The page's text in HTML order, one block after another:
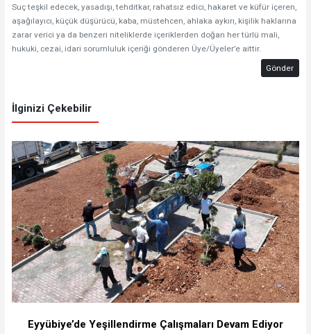
Suç teşkil edecek, yasadışı, tehditkar, rahatsız edici, hakaret ve küfür içeren,
aşağılayıcı, küçük düşürücü, kaba, müstehcen, ahlaka aykırı, kişilik haklarına
zarar verici ya da benzeri niteliklerde içeriklerden doğan her türlü mali,
hukuki, cezai, idari sorumluluk içeriği gönderen Üye/Üyeler’e aittir.
Gönder
İlginizi Çekebilir
Eyyübiye’de Yeşillendirme Çalışmaları Devam Ediyor